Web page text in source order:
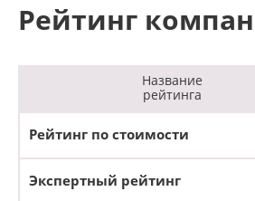
Рейтинг
Название
рейтинга
Рейтинг по стоимости
Экспертный рейтинг